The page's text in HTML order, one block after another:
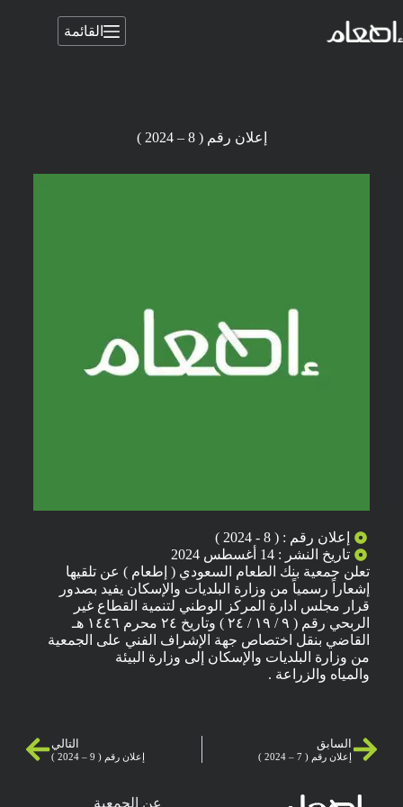
القائمة
إعلان رقم ( 8 – 2024 )
إعلان رقم : ( 8 - 2024 )
تاريخ النشر : 14 أغسطس 2024
تعلن جمعية بنك الطعام السعودي ( إطعام ) عن تلقيها
إشعاراً رسمياً من وزارة البلديات والإسكان يفيد بصدور
قرار مجلس ادارة المركز الوطني لتنمية القطاع غير
الربحي رقم ( ٩ / ١٩ / ٢٤ ) وتاريخ ٢٤ محرم ١٤٤٦ هـ
القاضي بنقل اختصاص جهة الإشراف الفني على الجمعية
من وزارة البلديات والإسكان إلى وزارة البيئة
والمياه والزراعة .
السابق
إعلان رقم ( 7 – 2024 )
التالي
إعلان رقم ( 9 – 2024 )
عن الجمعية